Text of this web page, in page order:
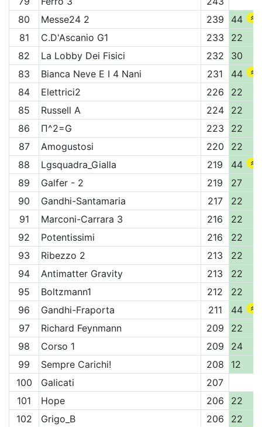
80
Messe24 2 239
44
81
C.D'Ascanio G1 233
22
82
La Lobby Dei Fisici 232
30
83
Bianca Neve E I 4 Nani 231
44
84
Elettrici2 226
22
85
Russell A 224
22
86
Π^2=G 223
22
87
Amogustosi 220
22
88
Lgsquadra_Gialla 219
44
89
Galfer - 2 219
27
90
Gandhi-Santamaria 217
22
91
Marconi-Carrara 3 216
22
92
Potentissimi 216
22
93
Ribezzo 2 213
22
94
Antimatter Gravity 213
22
95
Boltzmann1 212
22
96
Gandhi-Fraporta 211
44
97
Richard Feynmann 209
22
98
Corso 1 209
24
99
Sempre Carichi! 208
12
100
Galicati
207
101
Hope 206
22
102
Grigo_B 206
22